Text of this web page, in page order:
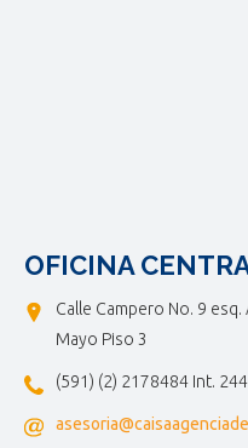
OFICINA
Calle Campero No. 9
Mayo Piso 3
(591) (2) 2178484 Int.